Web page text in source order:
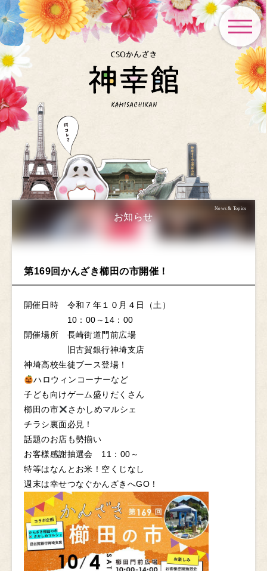
toggle
News & Topics
お知らせ
第169回かんざき櫛田の市開催！
開催日時 令和７年１０月４日（土）
10：00～14：00
開催場所 長崎街道門前広場
旧古賀銀行神埼支店
神埼高校生徒ブース登場！
ハロウィンコーナーなど
子ども向けゲーム盛りだくさん
櫛田の市
さかしめマルシェ
チラシ裏面必見！
話題のお店も勢揃い
お客様感謝抽選会 11：00～
特等はなんとお米！空くじなし
週末は幸せつなぐかんざきへGO！